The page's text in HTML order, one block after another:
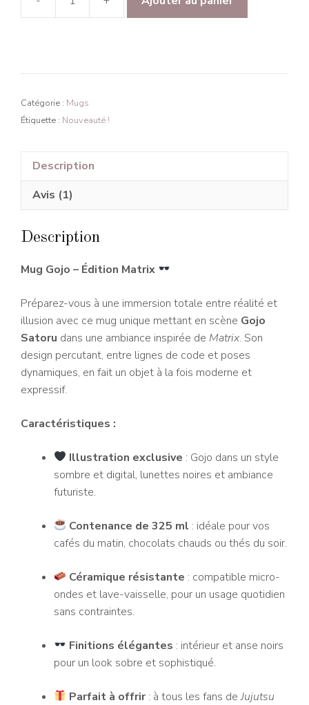
quantité
-
Catégorie : Mugs
Étiquette : Nouveauté !
Description
Avis (1)
Description
Mug Gojo – Édition Matrix
Préparez-vous à une immersion totale entre réalité et
illusion avec ce mug unique mettant en scène Gojo
Satoru dans une ambiance inspirée de Matrix. Son
design percutant, entre lignes de code et poses
dynamiques, en fait un objet à la fois moderne et
expressif.
Caractéristiques :
Illustration exclusive : Gojo dans un style
sombre et digital, lunettes noires et ambiance
futuriste.
Contenance de 325 ml : idéale pour vos
cafés du matin, chocolats chauds ou thés du soir.
Céramique résistante : compatible micro-
ondes et lave-vaisselle, pour un usage quotidien
sans contraintes.
Finitions élégantes : intérieur et anse noirs
pour un look sobre et sophistiqué.
Parfait à offrir: à tous les fans deJujutsu